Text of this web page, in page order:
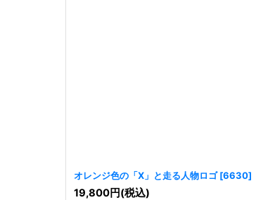
オレンジ色の「X」と走る人物ロゴ [6630]
19,800円(税込)